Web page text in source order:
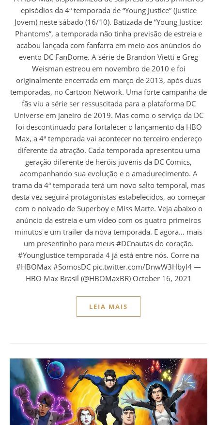
episódios da 4ª temporada de “Young Justice” (Justice
Jovem) neste sábado (16/10). Batizada de “Young Justice:
Phantoms”, a temporada não tinha previsão de estreia e
acabou lançada com fanfarra em meio aos anúncios do
evento DC FanDome. A série de Brandon Vietti e Greg
Weisman estreou em novembro de 2010 e foi
originalmente encerrada em março de 2013, após duas
temporadas, no Cartoon Network. Uma forte campanha de
fãs viu a série ser ressuscitada para a plataforma DC
Universe em janeiro de 2019. Mas como o serviço da DC
foi descontinuado para fortalecer o lançamento da HBO
Max, a 4ª temporada vai acontecer no terceiro endereço
diferente da atração. Cada temporada apresentou uma
geração diferente de heróis juvenis da DC Comics,
acompanhando sua evolução e o amadurecimento. A
trama da 4ª temporada terá um novo salto temporal, mas
desta vez seguirá protagonistas estabelecidos, ao começar
com o noivado de Superboy e Miss Marte. Veja abaixo o
anúncio da estreia e um vídeo com os quatro primeiros
minutos e um trailer da nova temporada. E agora… mais
um presentinho para meus #DCnautas do coração.
#YoungJustice temporada 4 já está entre nós. Corre na
#HBOMax #SomosDC pic.twitter.com/DnwW3HbyI4 —
HBO Max Brasil (@HBOMaxBR) October 16, 2021
LEIA MAIS